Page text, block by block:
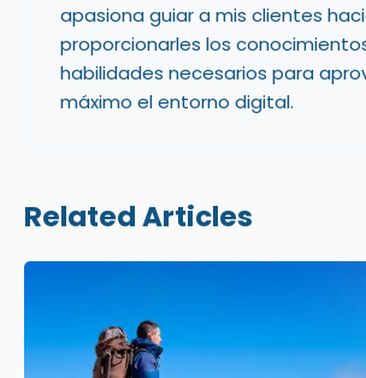
apasiona guiar a mis clientes
proporcionarles los
habilidades necesarios para
máximo el entorno digital.
Related Articles